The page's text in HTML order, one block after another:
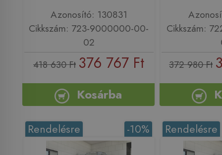
Azonosító: 130831
Cikkszám: 723-9000000-00-
02
418 630 Ft 376 767 Ft
Kosárba
Cikkszám:
372 980 Ft
-10%
Rendelésre Rendelésre